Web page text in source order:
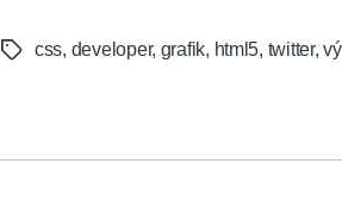
Tagscss, developer, grafik, html5, twitter,